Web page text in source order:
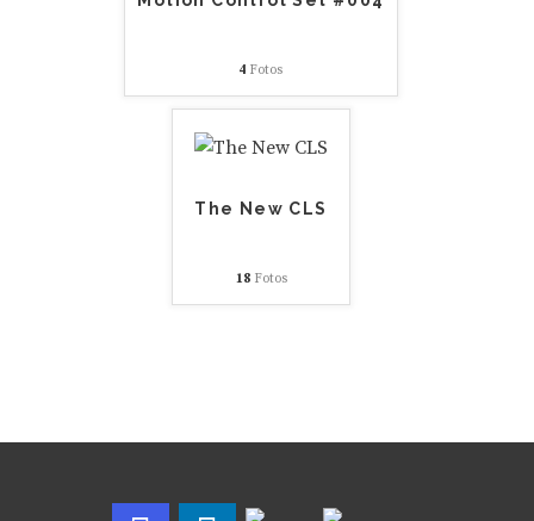
4 Fotos
The New CLS
18Fotos